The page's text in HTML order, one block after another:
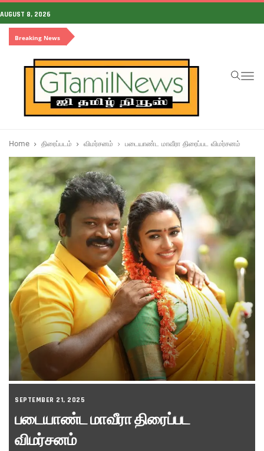
AUGUST 8, 2026
Breaking News
Home திரைப்படம் விமர்சனம் படையாண்ட மாவீரா திரைப்பட விமர்சனம்
SEPTEMBER 21, 2025
படையாண்ட மாவீரா திரைப்பட
விமர்சனம்